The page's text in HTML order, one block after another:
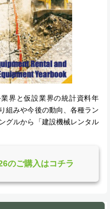
界と仮設業界の統計資料年
組みや今後の動向、各種ラン
グルから「建設機械レンタル
のご購入はコチラ